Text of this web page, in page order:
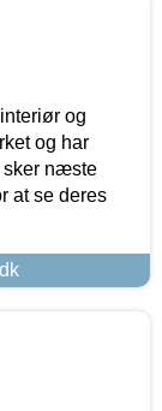
og
og har
sker næste
at se deres